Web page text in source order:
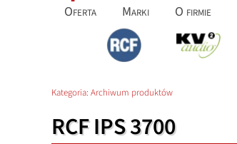
Oferta Marki O firmie
Kategoria: Archiwum produktów
RCF IPS 3700